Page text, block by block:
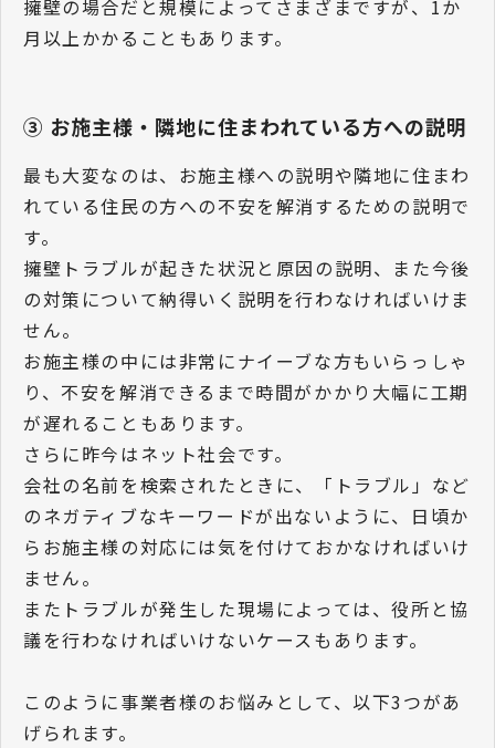
擁壁の場合だと規模によってさまざまですが、1か
月以上かかることもあります。
③ お施主様・隣地に住まわれている方への説明
最も大変なのは、お施主様への説明や隣地に住まわ
れている住民の方への不安を解消するための説明で
す。
擁壁トラブルが起きた状況と原因の説明、また今後
の対策について納得いく説明を行わなければいけま
せん。
お施主様の中には非常にナイーブな方もいらっしゃ
り、不安を解消できるまで時間がかかり大幅に工期
が遅れることもあります。
さらに昨今はネット社会です。
会社の名前を検索されたときに、「トラブル」など
のネガティブなキーワードが出ないように、日頃か
らお施主様の対応には気を付けておかなければいけ
ません。
またトラブルが発生した現場によっては、役所と協
議を行わなければいけないケースもあります。
このように事業者様のお悩みとして、以下3つがあ
げられます。